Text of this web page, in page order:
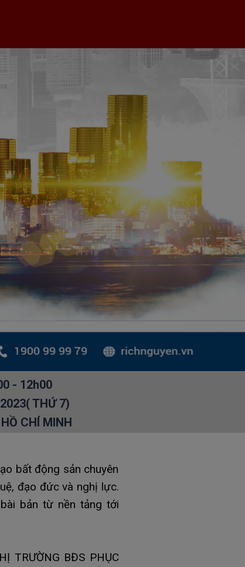
- 12h00
THỨ 7)
CHÍ MINH
bất động sản chuyên
đạo đức và nghị lực.
bản từ nền tảng tới
TRƯỜNG BĐS PHỤC